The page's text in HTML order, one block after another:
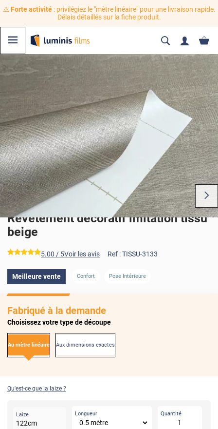
⚠️ Forte activité: privilégiez le "mètre linéaire" pour une livraison rapide.
Délais détaillés sur la fiche produit.
Revêtement décoratif imitation tissu
beige
*****
5.00 / 5Voir les avis Ref :TISSU-3133
Meilleure vente Confort Pose Intérieure
Fabriqué à la demande
Choisissez votre type de découpe
Au mètre linéaire Aux dimensions exactes
Qu'est-ce que la laize ?
Laize
122cm
Longueur Quantité